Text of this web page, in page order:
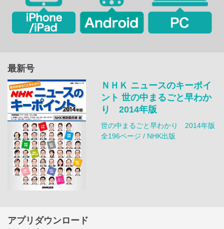
最新号
ＮＨＫ ニュースのキーポイ
ント 世の中まるごと早わか
り 2014年版
世の中まるごと早わかり 2014年版
全196ページ / NHK出版
アプリダウンロード